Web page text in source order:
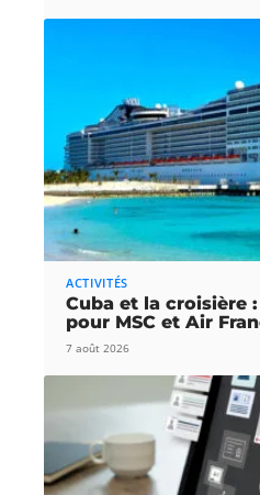
ACTIVITÉS
Cuba et la croisière
pour MSC et Air
7 août 2026